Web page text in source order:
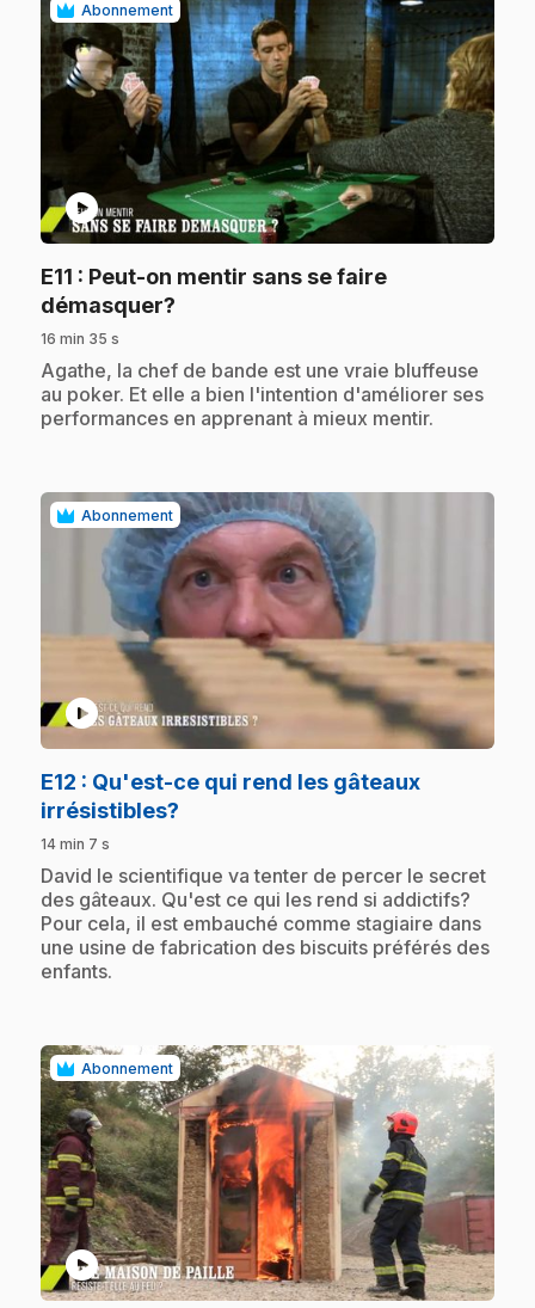
Abonnement
play_circle
E11 : Peut-on mentir sans se faire
démasquer?
16 min 35 s
.Agathe, la chef de bande est une vraie bluffeuse
au poker. Et elle a bien l'intention d'améliorer ses
performances en apprenant à mieux mentir.
Abonnement
play_circle
E12 : Qu'est-ce qui rend les gâteaux
irrésistibles?
14 min 7 s
.David le scientifique va tenter de percer le secret
des gâteaux. Qu'est ce qui les rend si addictifs?
Pour cela, il est embauché comme stagiaire dans
une usine de fabrication des biscuits préférés des
enfants.
Abonnement
play_circle